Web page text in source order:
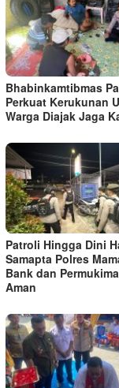
Bhabinkamtibmas
Perkuat Kerukunan
Warga Diajak Jaga
Patroli Hingga Dini
Samapta Polres
Bank dan
Aman